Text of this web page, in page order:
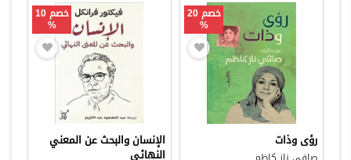
خصم 20
%
رؤى وذات
خصم 10
%
الإنسان والبحث عن المعني
النهائي